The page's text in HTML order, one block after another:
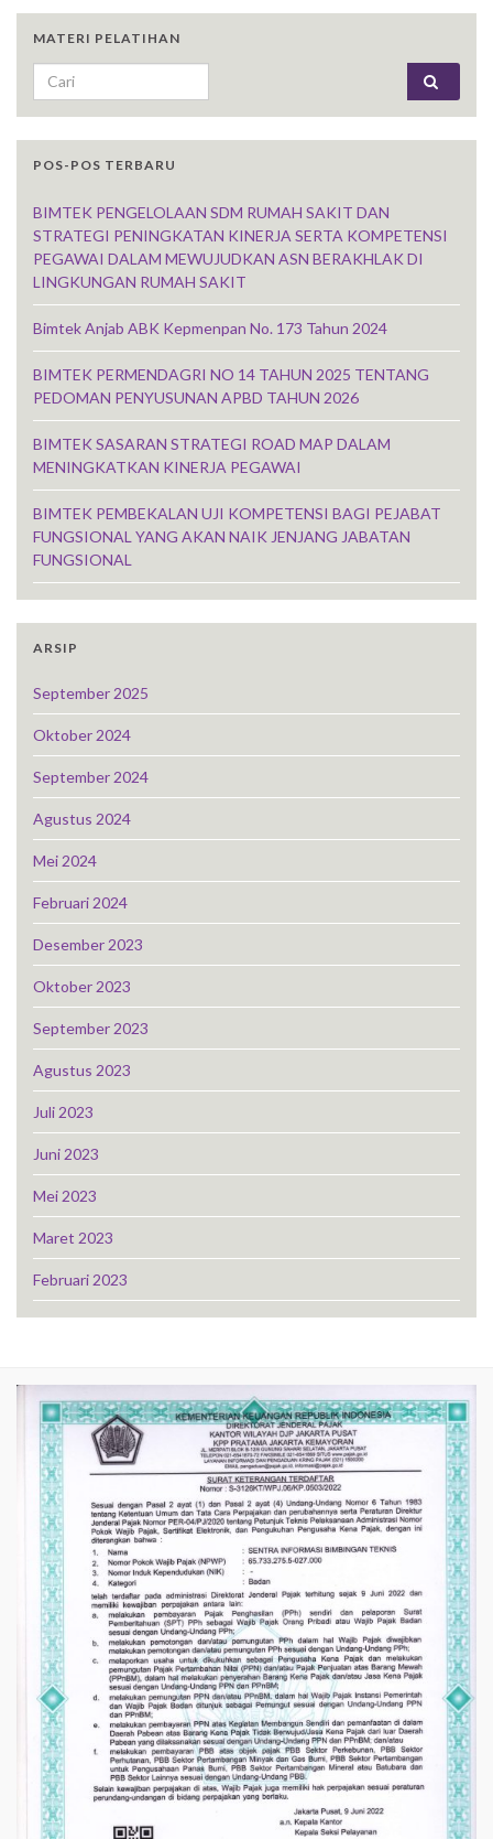
MATERI PELATIHAN
Search for:
POS-POS TERBARU
BIMTEK PENGELOLAAN SDM RUMAH SAKIT DAN
STRATEGI PENINGKATAN KINERJA SERTA KOMPETENSI
PEGAWAI DALAM MEWUJUDKAN ASN BERAKHLAK DI
LINGKUNGAN RUMAH SAKIT
Bimtek Anjab ABK Kepmenpan No. 173 Tahun 2024
BIMTEK PERMENDAGRI NO 14 TAHUN 2025 TENTANG
PEDOMAN PENYUSUNAN APBD TAHUN 2026
BIMTEK SASARAN STRATEGI ROAD MAP DALAM
MENINGKATKAN KINERJA PEGAWAI
BIMTEK PEMBEKALAN UJI KOMPETENSI BAGI PEJABAT
FUNGSIONAL YANG AKAN NAIK JENJANG JABATAN
FUNGSIONAL
ARSIP
September 2025
Oktober 2024
September 2024
Agustus 2024
Mei 2024
Februari 2024
Desember 2023
Oktober 2023
September 2023
Agustus 2023
Juli 2023
Juni 2023
Mei 2023
Maret 2023
Februari 2023